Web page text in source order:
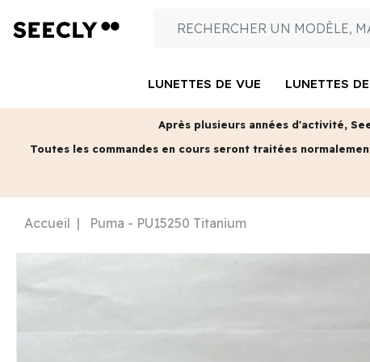
LUNETTES DE VUE LUNETTES
Après plusieurs années d'activité,
Toutes les commandes en cours seront traitées
Accueil Puma - PU15250 Titanium